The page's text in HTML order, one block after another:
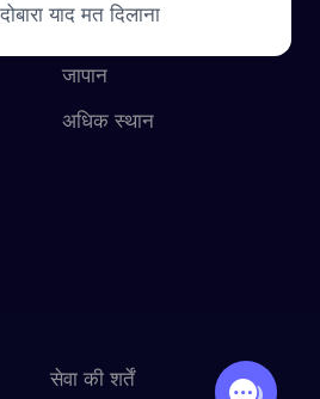
एकीकरण
भारत
जापान
अधिक स्थान
सेवा की शर्तें
याद मत दिलाना